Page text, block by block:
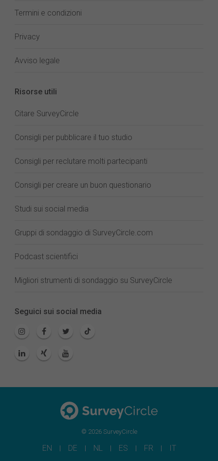
Termini e condizioni
Privacy
Avviso legale
Risorse utili
Citare SurveyCircle
Consigli per pubblicare il tuo studio
Consigli per reclutare molti partecipanti
Consigli per creare un buon questionario
Studi sui social media
Gruppi di sondaggio di SurveyCircle.com
Podcast scientifici
Migliori strumenti di sondaggio su SurveyCircle
Seguici sui social media
© 2026 SurveyCircle
EN DE NL ES FR IT